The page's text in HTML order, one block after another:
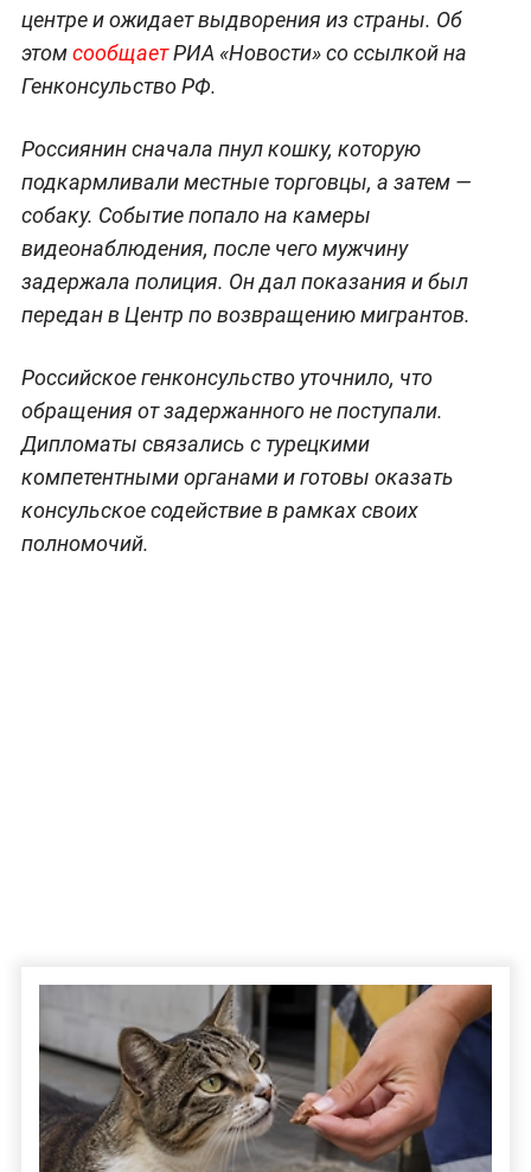
центре и ожидает выдворения из страны. Об
этомсообщаетРИА «Новости» со ссылкой на
Генконсульство РФ.
Россиянин сначала пнул кошку, которую
подкармливали местные торговцы, а затем —
собаку. Событие попало на камеры
видеонаблюдения, после чего мужчину
задержала полиция. Он дал показания и был
передан в Центр по возвращению мигрантов.
Российское генконсульство уточнило, что
обращения от задержанного не поступали.
Дипломаты связались с турецкими
компетентными органами и готовы оказать
консульское содействие в рамках своих
полномочий.